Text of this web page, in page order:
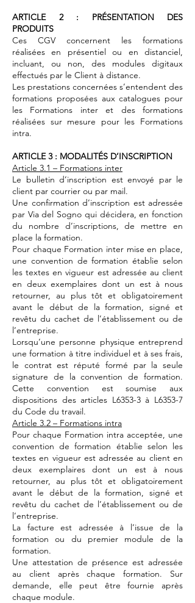
ARTICLE 2 : PRÉSENTATION DES
PRODUITS
Ces CGV concernent les formations
réalisées en présentiel ou en distanciel,
incluant, ou non, des modules digitaux
effectués par le Client à distance.
Les prestations concernées s’entendent des
formations proposées aux catalogues pour
les Formations inter et des formations
réalisées sur mesure pour les Formations
intra.
ARTICLE 3 : MODALITÉS D’INSCRIPTION
Article 3.1 – Formations inter
Le bulletin d’inscription est envoyé par le
client par courrier ou par mail.
Une confirmation d’inscription est adressée
par Via del Sogno qui décidera, en fonction
du nombre d’inscriptions, de mettre en
place la formation.
Pour chaque Formation inter mise en place,
une convention de formation établie selon
les textes en vigueur est adressée au client
en deux exemplaires dont un est à nous
retourner, au plus tôt et obligatoirement
avant le début de la formation, signé et
revêtu du cachet de l’établissement ou de
l’entreprise.
Lorsqu’une personne physique entreprend
une formation à titre individuel et à ses frais,
le contrat est réputé formé par la seule
signature de la convention de formation.
Cette convention est soumise aux
dispositions des articles L6353-3 à L6353-7
du Code du travail.
Article 3.2 – Formations intra
Pour chaque Formation intra acceptée, une
convention de formation établie selon les
textes en vigueur est adressée au client en
deux exemplaires dont un est à nous
retourner, au plus tôt et obligatoirement
avant le début de la formation, signé et
revêtu du cachet de l’établissement ou de
l’entreprise.
La facture est adressée à l’issue de la
formation ou du premier module de la
formation.
Une attestation de présence est adressée
au client après chaque formation. Sur
demande, elle peut être fournie après
chaque module.